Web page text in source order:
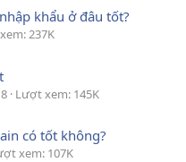
khẩu ở đâu tốt?
237K
Lượt xem: 145K
có tốt không?
xem: 107K